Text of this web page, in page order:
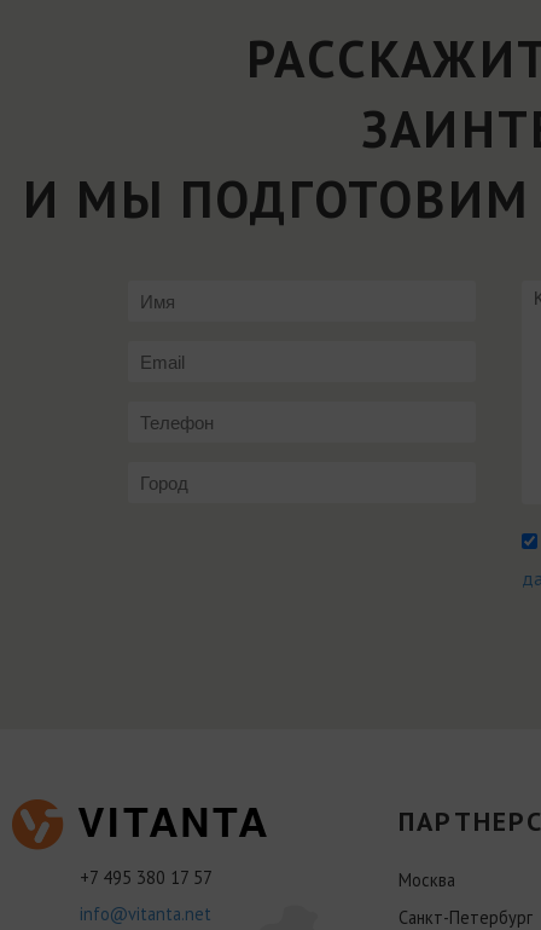
И МЫ ПОДГОТОВИМ
+7 495 380 17 57
info@vitanta.net
Москва
Санкт-Петербург